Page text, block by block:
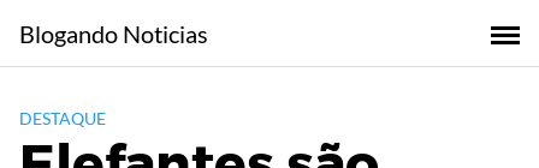
content
Blogando Noticias
DESTAQUE